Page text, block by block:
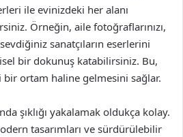
ile evinizdeki her alanı
Örneğin, aile fotoğraflarınızı,
sevdiğiniz sanatçıların eserlerini
bir dokunuş katabilirsiniz. Bu,
bir ortam haline gelmesini sağlar.
şıklığı yakalamak oldukça kolay.
tasarımları ve sürdürülebilir